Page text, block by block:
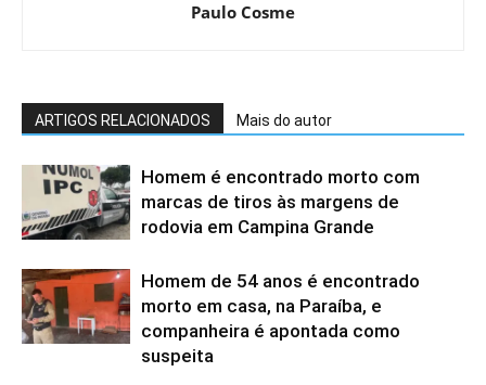
Paulo Cosme
ARTIGOS RELACIONADOS Mais do autor
Homem é encontrado morto com
marcas de tiros às margens de
rodovia em Campina Grande
Homem de 54 anos é encontrado
morto em casa, na Paraíba, e
companheira é apontada como
suspeita